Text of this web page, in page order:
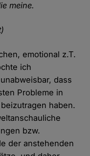
meine.
emotional z.T.
ich
dass
Probleme in
haben.
bzw.
der anstehenden